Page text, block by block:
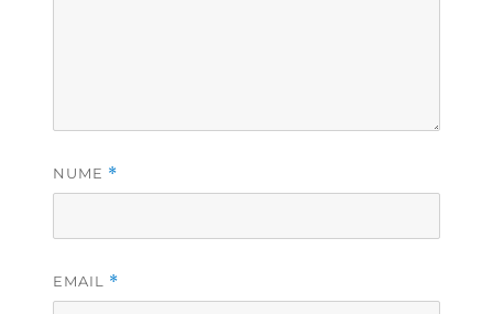
NUME *
EMAIL *